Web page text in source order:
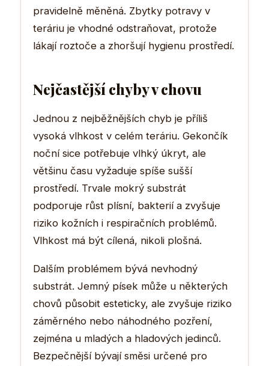
pravidelně měněná. Zbytky potravy v
teráriu je vhodné odstraňovat, protože
lákají roztoče a zhoršují hygienu prostředí.
Nejčastější chyby v chovu
Jednou z nejběžnějších chyb je příliš
vysoká vlhkost v celém teráriu. Gekončík
noční sice potřebuje vlhký úkryt, ale
většinu času vyžaduje spíše sušší
prostředí. Trvale mokrý substrát
podporuje růst plísní, bakterií a zvyšuje
riziko kožních i respiračních problémů.
Vlhkost má být cílená, nikoli plošná.
Dalším problémem bývá nevhodný
substrát. Jemný písek může u některých
chovů působit esteticky, ale zvyšuje riziko
záměrného nebo náhodného pozření,
zejména u mladých a hladových jedinců.
Bezpečnější bývají směsi určené pro